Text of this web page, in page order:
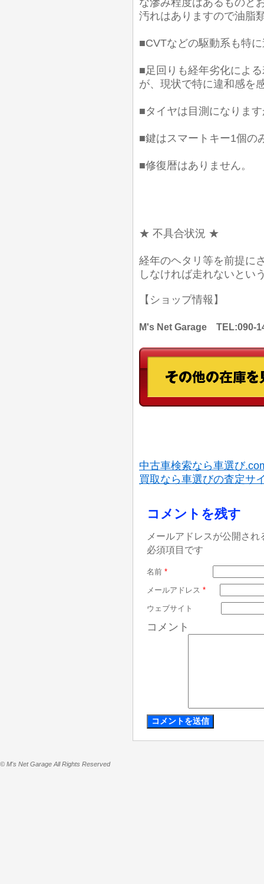
な滲み程度はあるものと
汚れはありますので油脂
■CVTなどの駆動系も特
■足回りも経年劣化によ
が、現状で特に違和感を
■タイヤは目測になりま
■鍵はスマートキー1個の
■修復暦はありません。
★ 不具合状況 ★
経年のヘタリ等を前提に
しなければ走れないとい
【ショップ情報】
M's Net Garage TEL:090-
中古車検索なら車選び
買取なら車選びの査定サ
コメントを残す
メールアドレスが公開さ
必須項目です
名前 *
メールアドレス *
ウェブサイト
コメント
© M's Net Garage All Rights Reserved